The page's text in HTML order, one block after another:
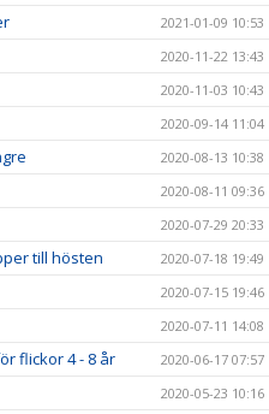
2021-01-09 10:53
2020-11-22 13:43
2020-11-03 10:43
2020-09-14 11:04
2020-08-13 10:38
2020-08-11 09:36
2020-07-29 20:33
till hösten 2020-07-18 19:49
2020-07-15 19:46
2020-07-11 14:08
flickor 4 - 8 år 2020-06-17 07:57
2020-05-23 10:16